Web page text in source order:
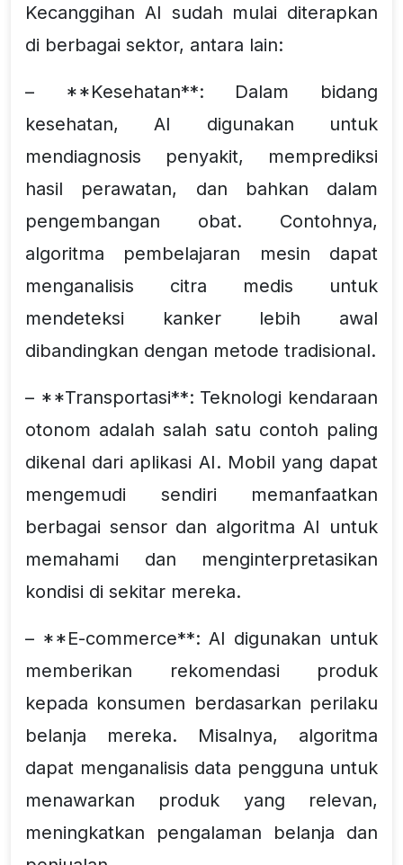
Kecanggihan AI sudah mulai diterapkan
di berbagai sektor, antara lain:
– **Kesehatan**: Dalam bidang
kesehatan, AI digunakan untuk
mendiagnosis penyakit, memprediksi
hasil perawatan, dan bahkan dalam
pengembangan obat. Contohnya,
algoritma pembelajaran mesin dapat
menganalisis citra medis untuk
mendeteksi kanker lebih awal
dibandingkan dengan metode tradisional.
– **Transportasi**: Teknologi kendaraan
otonom adalah salah satu contoh paling
dikenal dari aplikasi AI. Mobil yang dapat
mengemudi sendiri memanfaatkan
berbagai sensor dan algoritma AI untuk
memahami dan menginterpretasikan
kondisi di sekitar mereka.
– **E-commerce**: AI digunakan untuk
memberikan rekomendasi produk
kepada konsumen berdasarkan perilaku
belanja mereka. Misalnya, algoritma
dapat menganalisis data pengguna untuk
menawarkan produk yang relevan,
meningkatkan pengalaman belanja dan